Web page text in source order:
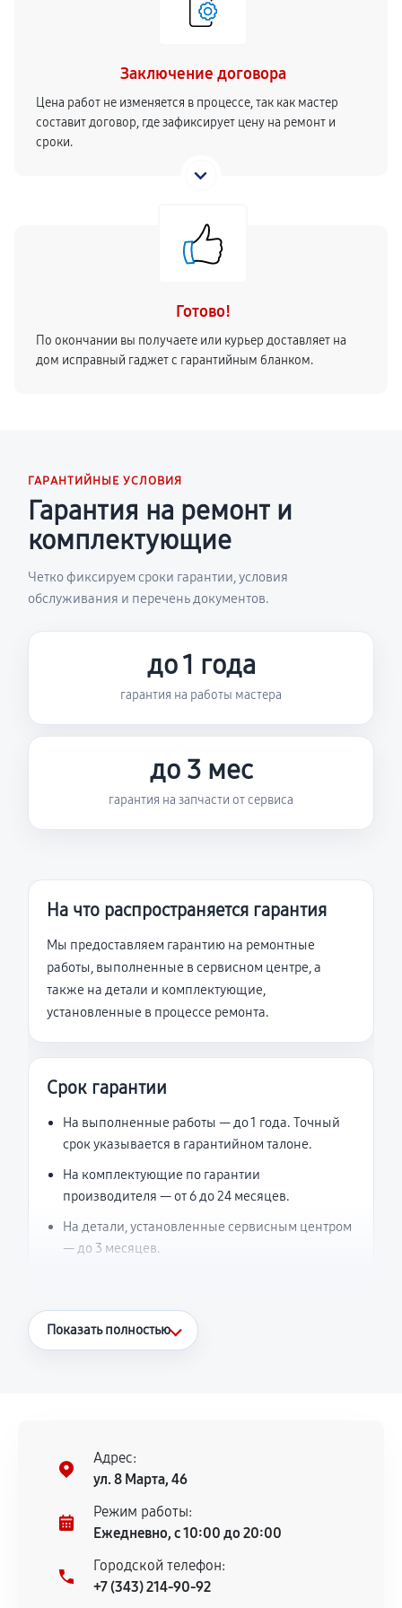
Заключение договора
Цена работ не изменяется в процессе, так как мастер
составит договор, где зафиксирует цену на ремонт и
сроки.
Готово!
По окончании вы получаете или курьер доставляет на
дом исправный гаджет с гарантийным бланком.
ГАРАНТИЙНЫЕ УСЛОВИЯ
Гарантия на ремонт и
комплектующие
Четко фиксируем сроки гарантии, условия
обслуживания и перечень документов.
до 1 года
гарантия на работы мастера
до 3 мес
гарантия на запчасти от сервиса
На что распространяется гарантия
Мы предоставляем гарантию на ремонтные
работы, выполненные в сервисном центре, а
также на детали и комплектующие,
установленные в процессе ремонта.
Срок гарантии
На выполненные работы — до 1 года. Точный
срок указывается в гарантийном талоне.
На комплектующие по гарантии
производителя — от 6 до 24 месяцев.
На детали, установленные сервисным центром
— до 3 месяцев.
Что считается гарантийным случаем
нормальной эксплуатации в течение
гарантийного срока.
Несоответствие комплектующей заявленным
техническим характеристикам.
Документы для подтверждения
Показать полностью
Адрес:
ул. 8 Марта, 46
Режим работы:
Ежедневно, с 10:00 до 20:00
Городской телефон:
+7 (343) 214-90-92